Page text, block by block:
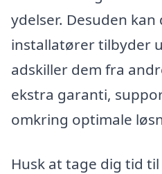
ydelser. Desuden
installatører tilbyder
adskiller dem fra
ekstra garanti,
omkring optimale
Husk at tage dig tid